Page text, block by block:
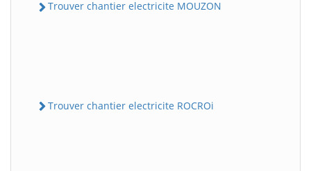
Trouver chantier electricite MOUZON
Trouver chantier electricite ROCROi